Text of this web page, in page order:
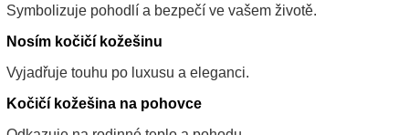
Symbolizuje pohodlí a bezpečí ve vašem životě.
Nosím kočičí kožešinu
Vyjadřuje touhu po luxusu a eleganci.
Kočičí kožešina na pohovce